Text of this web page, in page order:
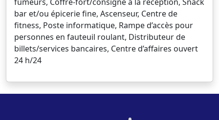
bar et/ou épicerie fine, Ascenseur, Centre de
fitness, Poste informatique, Rampe d’accès pour
personnes en fauteuil roulant, Distributeur de
billets/services bancaires, Centre d’affaires ouvert
24 h/24